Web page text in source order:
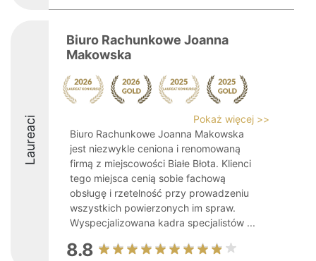
Laureaci
Biuro Rachunkowe Joanna
Makowska
Pokaż więcej >>
Biuro Rachunkowe Joanna Makowska
jest niezwykle ceniona i renomowaną
firmą z miejscowości Białe Błota. Klienci
tego miejsca cenią sobie fachową
obsługę i rzetelność przy prowadzeniu
wszystkich powierzonych im spraw.
Wyspecjalizowana kadra specjalistów ...
8.8